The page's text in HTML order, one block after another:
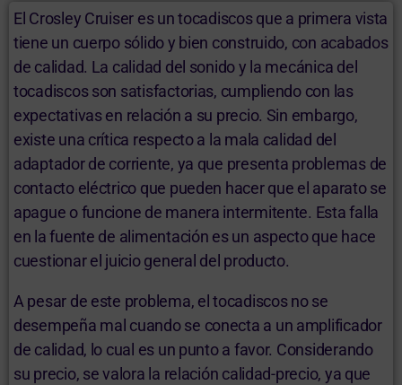
El Crosley Cruiser es un tocadiscos que a primera vista
tiene un cuerpo sólido y bien construido, con acabados
de calidad. La calidad del sonido y la mecánica del
tocadiscos son satisfactorias, cumpliendo con las
expectativas en relación a su precio. Sin embargo,
existe una crítica respecto a la mala calidad del
adaptador de corriente, ya que presenta problemas de
contacto eléctrico que pueden hacer que el aparato se
apague o funcione de manera intermitente. Esta falla
en la fuente de alimentación es un aspecto que hace
cuestionar el juicio general del producto.
A pesar de este problema, el tocadiscos no se
desempeña mal cuando se conecta a un amplificador
de calidad, lo cual es un punto a favor. Considerando
su precio, se valora la relación calidad-precio, ya que